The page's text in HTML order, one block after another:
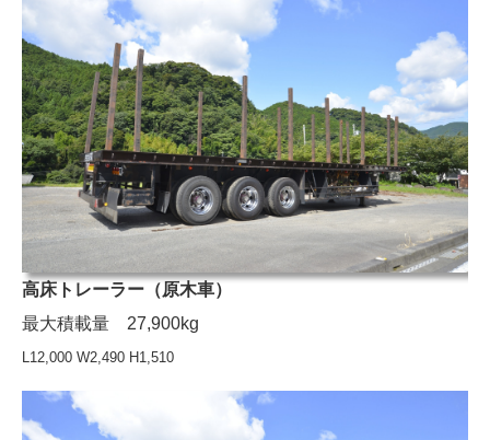
高床トレーラー（原木車）
最大積載量 27,900kg
L12,000 W2,490 H1,510